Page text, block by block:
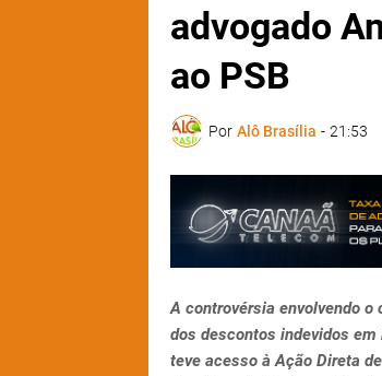
advogado
ao PSB
Por Alô Brasília - 21:53
A controvérsia envolvendo
dos descontos indevidos
teve acesso à Ação Direta